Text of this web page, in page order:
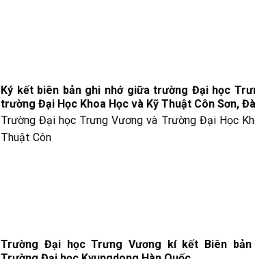
Ký kết biên bản ghi nhớ giữa trường Đại học
trường Đại Học Khoa Học và Kỹ Thuật Côn Sơn,
Trường Đại học Trưng Vương và Trường Đại Học
Thuật Côn
Trường Đại học Trưng Vương kí kết Biên